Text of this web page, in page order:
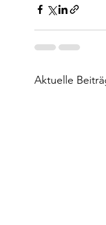
Aktuelle